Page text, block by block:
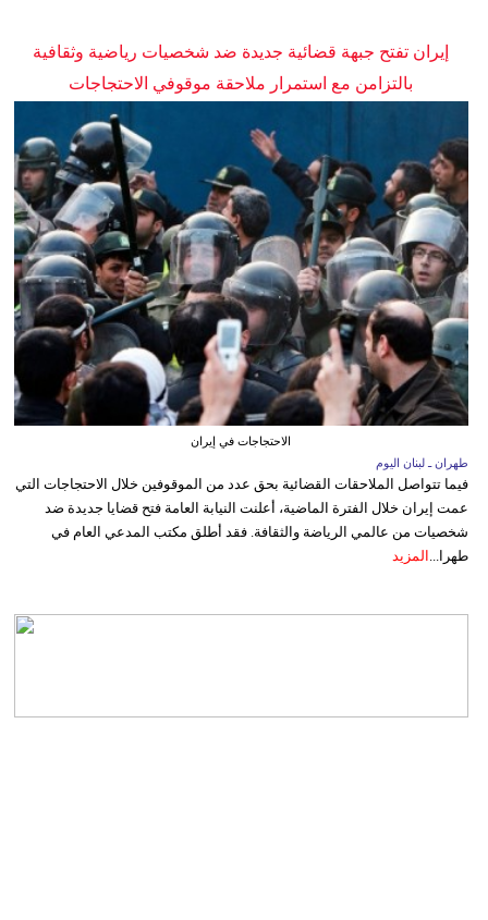
إيران تفتح جبهة قضائية جديدة ضد شخصيات رياضية وثقافية
بالتزامن مع استمرار ملاحقة موقوفي الاحتجاجات
الاحتجاجات في إيران
طهران ـ لبنان اليوم
فيما تتواصل الملاحقات القضائية بحق عدد من الموقوفين خلال الاحتجاجات التي
عمت إيران خلال الفترة الماضية، أعلنت النيابة العامة فتح قضايا جديدة ضد
شخصيات من عالمي الرياضة والثقافة. فقد أطلق مكتب المدعي العام في
طهرا... المزيد